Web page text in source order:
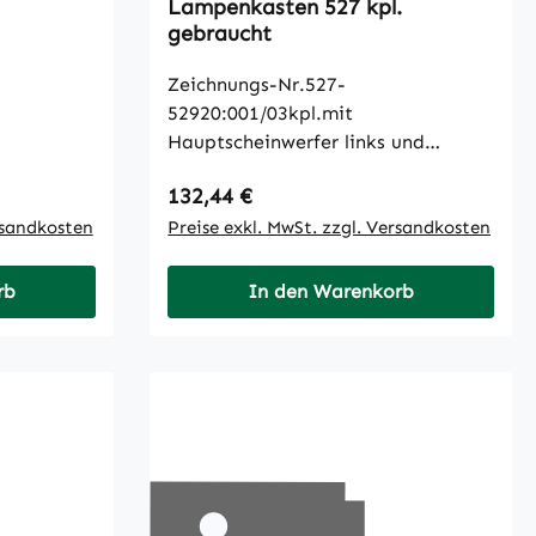
Lampenkasten 527 kpl.
gebraucht
Zeichnungs-Nr.527-
52920:001/03kpl.mit
Hauptscheinwerfer links und
Regulärer Preis:
132,44 €
Preise exkl. MwSt. zzgl. Versandkosten
In den Warenkorb